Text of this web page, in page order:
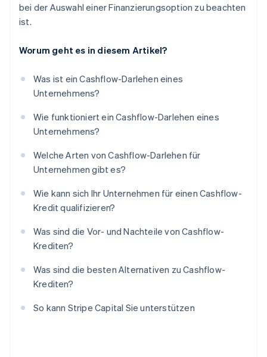
bei der Auswahl einer Finanzierungsoption zu beachten
ist.
Worum geht es in diesem Artikel?
Was ist ein Cashflow-Darlehen eines
Unternehmens?
Wie funktioniert ein Cashflow-Darlehen eines
Unternehmens?
Welche Arten von Cashflow-Darlehen für
Unternehmen gibt es?
Wie kann sich Ihr Unternehmen für einen Cashflow-
Kredit qualifizieren?
Was sind die Vor- und Nachteile von Cashflow-
Krediten?
Was sind die besten Alternativen zu Cashflow-
Krediten?
So kann Stripe Capital Sie unterstützen